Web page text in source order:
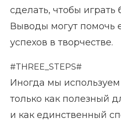
сделать, чтобы играть
Выводы могут помочь
успехов в творчестве.
#THREE_STEPS#
Иногда мы
только как полезный
и как единственный